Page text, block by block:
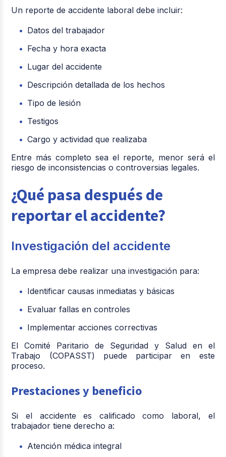
Un reporte de accidente laboral debe incluir:
Datos del trabajador
Fecha y hora exacta
Lugar del accidente
Descripción detallada de los hechos
Tipo de lesión
Testigos
Cargo y actividad que realizaba
Entre más completo sea el reporte, menor será el
riesgo de inconsistencias o controversias legales.
¿Qué pasa después de
reportar el accidente?
Investigación del accidente
La empresa debe realizar una investigación para:
Identificar causas inmediatas y básicas
Evaluar fallas en controles
Implementar acciones correctivas
El Comité Paritario de Seguridad y Salud en el
Trabajo (COPASST) puede participar en este
proceso.
Prestaciones y beneficio
Si el accidente es calificado como laboral, el
trabajador tiene derecho a:
Atención médica integral